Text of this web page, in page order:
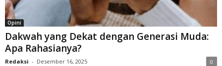
Opini
Dakwah yang Dekat dengan Generasi Muda:
Apa Rahasianya?
Redaksi - Desember 16, 2025 0